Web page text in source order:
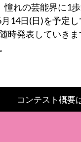
れの芸能界に1
14日(日)を予定し
時発表していきま
コンテスト概要